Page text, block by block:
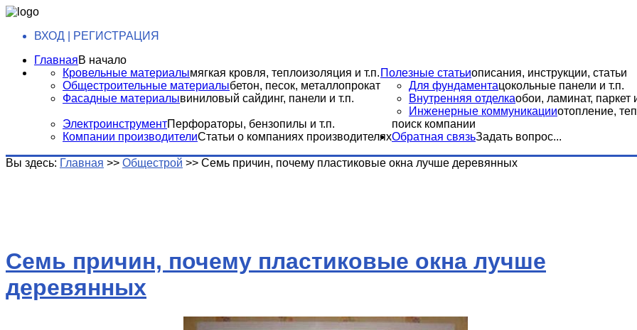
ВХОД | РЕГИСТРАЦИЯ
ГлавнаяВ начало
Полезные статьиописания, инструкции, статьи
Кровельные материалымягкая кровля, теплоизоляция и т.п.
Общестроительные материалыбетон, песок, металлопрокат
Фасадные материалывиниловый сайдинг, панели и т.п.
Для фундаментацокольные панели и т.п.
Внутренняя отделкаобои, ламинат, паркет
Инженерные коммуникацииотопление,
ЭлектроинструментПерфораторы, бензопилы и т.п.
Компании производителиСтатьи о компаниях производителях
поиск компании
Обратная связьЗадать вопрос...
Вы здесь: Главная >> Общестрой >> Семь причин, почему пластиковые окна лучше деревянных
Семь причин, почему пластиковые окна лучше
деревянных